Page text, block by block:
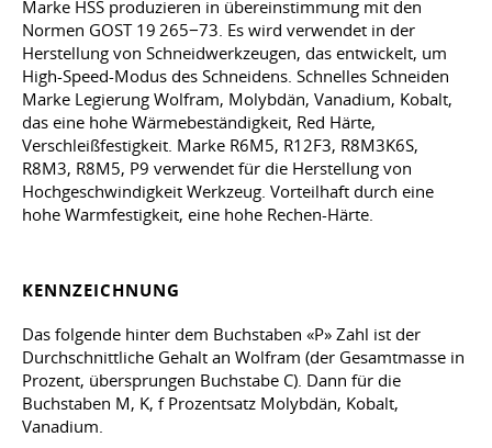
Marke HSS produzieren in übereinstimmung mit den
Normen GOST 19 265−73. Es wird verwendet in der
Herstellung von Schneidwerkzeugen, das entwickelt, um
High-Speed-Modus des Schneidens. Schnelles Schneiden
Marke Legierung Wolfram, Molybdän, Vanadium, Kobalt,
das eine hohe Wärmebeständigkeit, Red Härte,
Verschleißfestigkeit. Marke R6M5, R12F3, R8M3K6S,
R8M3, R8M5, P9 verwendet für die Herstellung von
Hochgeschwindigkeit Werkzeug. Vorteilhaft durch eine
hohe Warmfestigkeit, eine hohe Rechen-Härte.
KENNZEICHNUNG
Das folgende hinter dem Buchstaben «P» Zahl ist der
Durchschnittliche Gehalt an Wolfram (der Gesamtmasse in
Prozent, übersprungen Buchstabe C). Dann für die
Buchstaben M, K, f Prozentsatz Molybdän, Kobalt,
Vanadium.